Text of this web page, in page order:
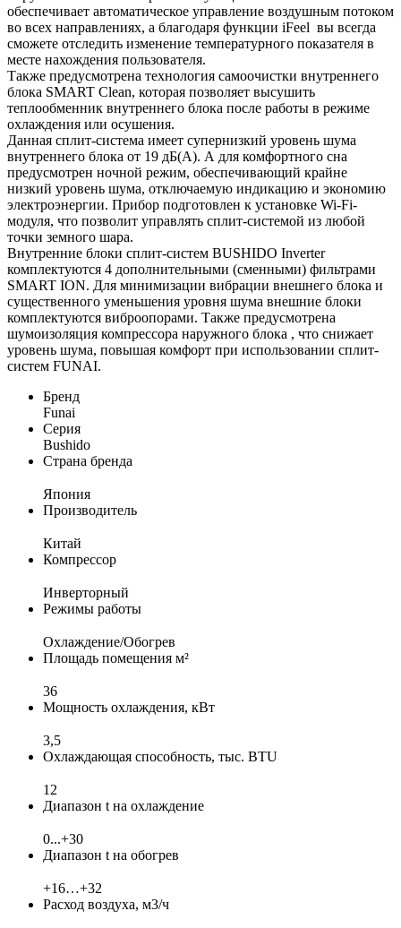
обеспечивает автоматическое управление воздушным потоком
во всех направлениях, а благодаря функции iFeel вы всегда
сможете отследить изменение температурного показателя в
месте нахождения пользователя.
Также предусмотрена технология самоочистки внутреннего
блока SMART Clean, которая позволяет высушить
теплообменник внутреннего блока после работы в режиме
охлаждения или осушения.
Данная сплит-система имеет супернизкий уровень шума
внутреннего блока от 19 дБ(А). А для комфортного сна
предусмотрен ночной режим, обеспечивающий крайне
низкий уровень шума, отключаемую индикацию и экономию
электроэнергии. Прибор подготовлен к установке Wi-Fi-
модуля, что позволит управлять сплит-системой из любой
точки земного шара.
Внутренние блоки сплит-систем BUSHIDO Inverter
комплектуются 4 дополнительными (сменными) фильтрами
SMART ION. Для минимизации вибрации внешнего блока и
существенного уменьшения уровня шума внешние блоки
комплектуются виброопорами. Также предусмотрена
шумоизоляция компрессора наружного блока , что снижает
уровень шума, повышая комфорт при использовании сплит-
систем FUNAI.
Бренд
Funai
Серия
Bushido
Страна бренда
Япония
Производитель
Китай
Компрессор
Инверторный
Режимы работы
Охлаждение/Обогрев
Площадь помещения м²
36
Мощность охлаждения, кВт
3,5
Охлаждающая способность, тыс. BTU
12
Диапазон t на охлаждение
0...+30
Диапазон t на обогрев
+16…+32
Расход воздуха, м3/ч